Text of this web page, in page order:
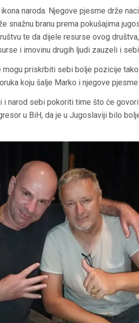
naroda. Njegove pjesme drže
snažnu branu prema pokušajima
te da dijele resurse ovog
i imovinu drugih ljudi zauzeli i
mogu priskrbiti sebi bolje pozicije
koju šalje Marko i njegove pjesme
i narod sebi pokoriti time što će
u BiH, da je u Jugoslaviji bilo